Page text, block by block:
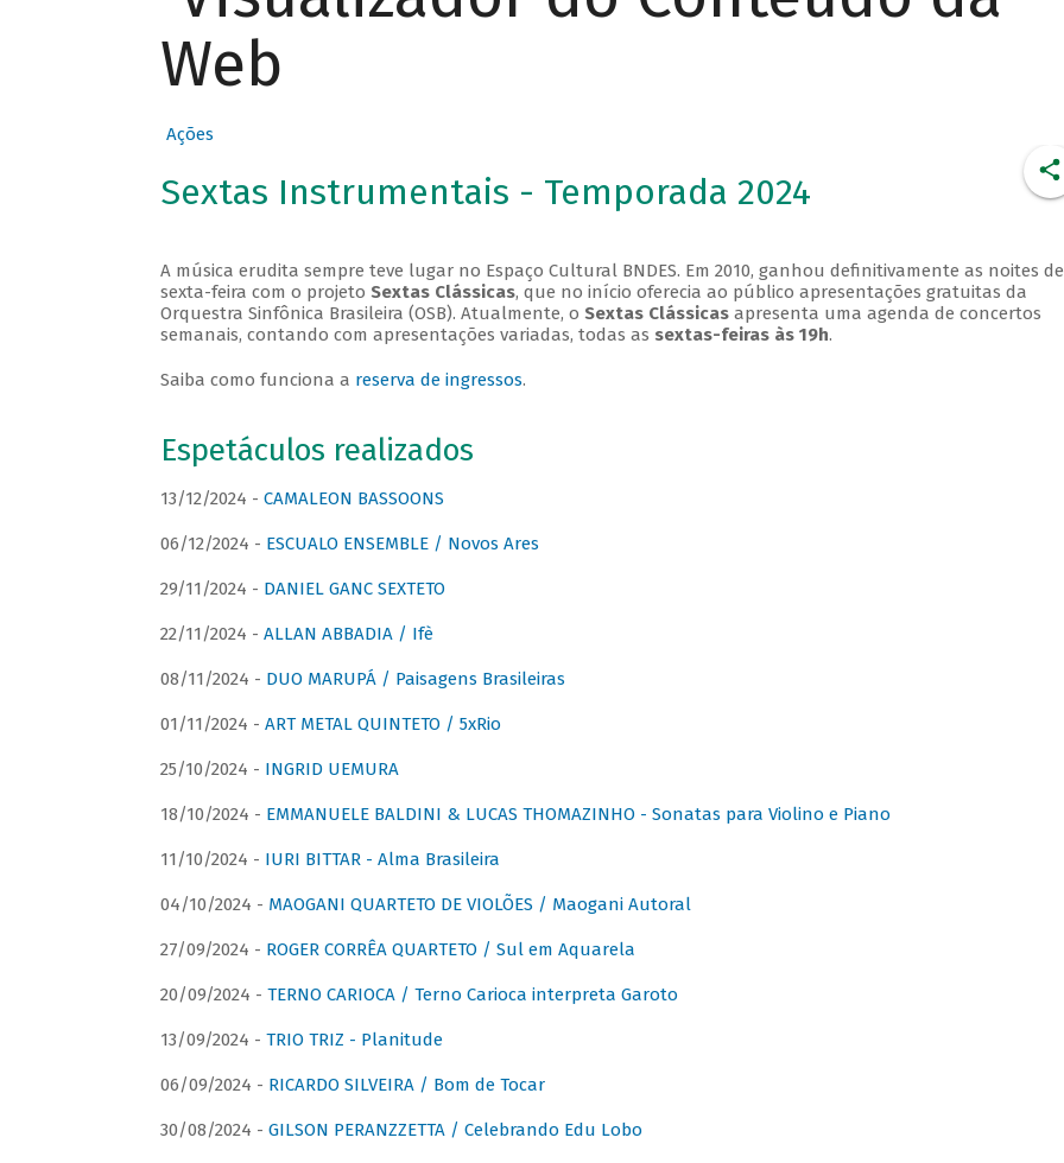
Web
Ações
Sextas Instrumentais - Temporada 2024
A música erudita sempre teve lugar no Espaço Cultural BNDES. Em 2010, ganhou definitivamente as noites de
sexta-feira com o projeto Sextas Clássicas, que no início oferecia ao público apresentações gratuitas da
Orquestra Sinfônica Brasileira (OSB). Atualmente, o Sextas Clássicasapresenta uma agenda de concertos
semanais, contando com apresentações variadas, todas as sextas-feiras às 19h.
Saiba como funciona a reserva de ingressos.
Espetáculos realizados
13/12/2024 - CAMALEON BASSOONS
06/12/2024 - ESCUALO ENSEMBLE / Novos Ares
29/11/2024 - DANIEL GANC SEXTETO
22/11/2024 - ALLAN ABBADIA / Ifè
08/11/2024 - DUO MARUPÁ / Paisagens Brasileiras
01/11/2024 - ART METAL QUINTETO / 5xRio
25/10/2024 - INGRID UEMURA
18/10/2024 - EMMANUELE BALDINI & LUCAS THOMAZINHO - Sonatas para Violino e Piano
11/10/2024 - IURI BITTAR - Alma Brasileira
04/10/2024 - MAOGANI QUARTETO DE VIOLÕES / Maogani Autoral
27/09/2024 - ROGER CORRÊA QUARTETO / Sul em Aquarela
20/09/2024 - TERNO CARIOCA / Terno Carioca interpreta Garoto
13/09/2024 - TRIO TRIZ - Planitude
06/09/2024 - RICARDO SILVEIRA / Bom de Tocar
30/08/2024 - GILSON PERANZZETTA / Celebrando Edu Lobo